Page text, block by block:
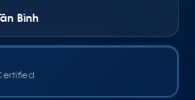
Bình